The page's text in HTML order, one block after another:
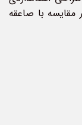
با صاعقه